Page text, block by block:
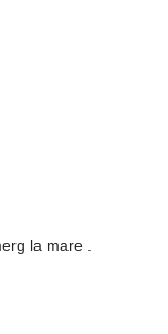
la mare .